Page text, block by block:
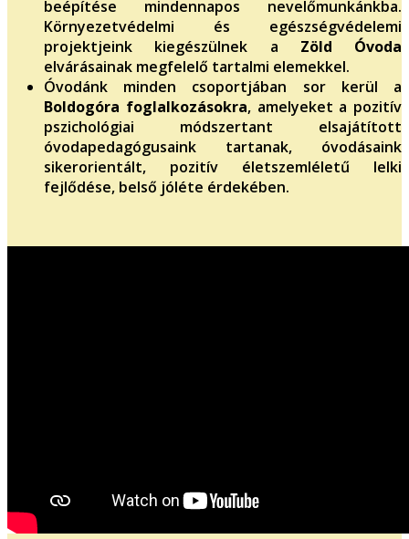
beépítése mindennapos nevelőmunkánkba.
Környezetvédelmi és egészségvédelemi
projektjeink kiegészülnek a Zöld Óvoda
elvárásainak megfelelő tartalmi elemekkel.
Óvodánk minden csoportjában sor kerül a
Boldogóra foglalkozásokra, amelyeket a pozitív
pszichológiai módszertant elsajátított
óvodapedagógusaink tartanak, óvodásaink
sikerorientált, pozitív életszemléletű lelki
fejlődése, belső jóléte érdekében.